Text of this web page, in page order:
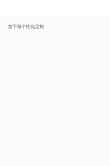
首字母个性化定制